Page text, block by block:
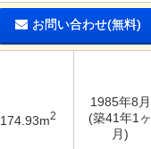
お問い合わせ(無料)
174.93m2
1985年8月
(築41年1ヶ
月)